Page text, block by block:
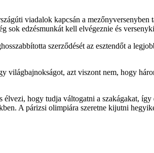
viadalok kapcsán a
edzésmunkát kell elvégeznie és
szerződését az esztendőt a
azt viszont nem, hogy
hogy tudja váltogatni a szakágakat,
A párizsi olimpiára szeretne kijutni